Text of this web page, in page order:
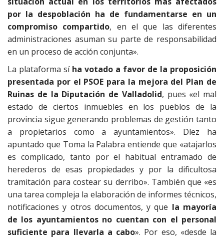
por la despoblación ha de fundamentarse en un
compromiso compartido, en el que las diferentes
administraciones asuman su parte de responsabilidad
en un proceso de acción conjunta».
La plataforma sí ha votado a favor de la proposición
presentada por el PSOE para la mejora del Plan de
Ruinas de la Diputación de Valladolid, pues «el mal
estado de ciertos inmuebles en los pueblos de la
provincia sigue generando problemas de gestión tanto
a propietarios como a ayuntamientos». Díez ha
apuntado que Toma la Palabra entiende que «atajarlos
es complicado, tanto por el habitual entramado de
herederos de esas propiedades y por la dificultosa
tramitación para costear su derribo». También que «es
una tarea compleja la elaboración de informes técnicos,
notificaciones y otros documentos, y que la mayoría
de los ayuntamientos no cuentan con el personal
suficiente para llevarla a cabo». Por eso, «desde la